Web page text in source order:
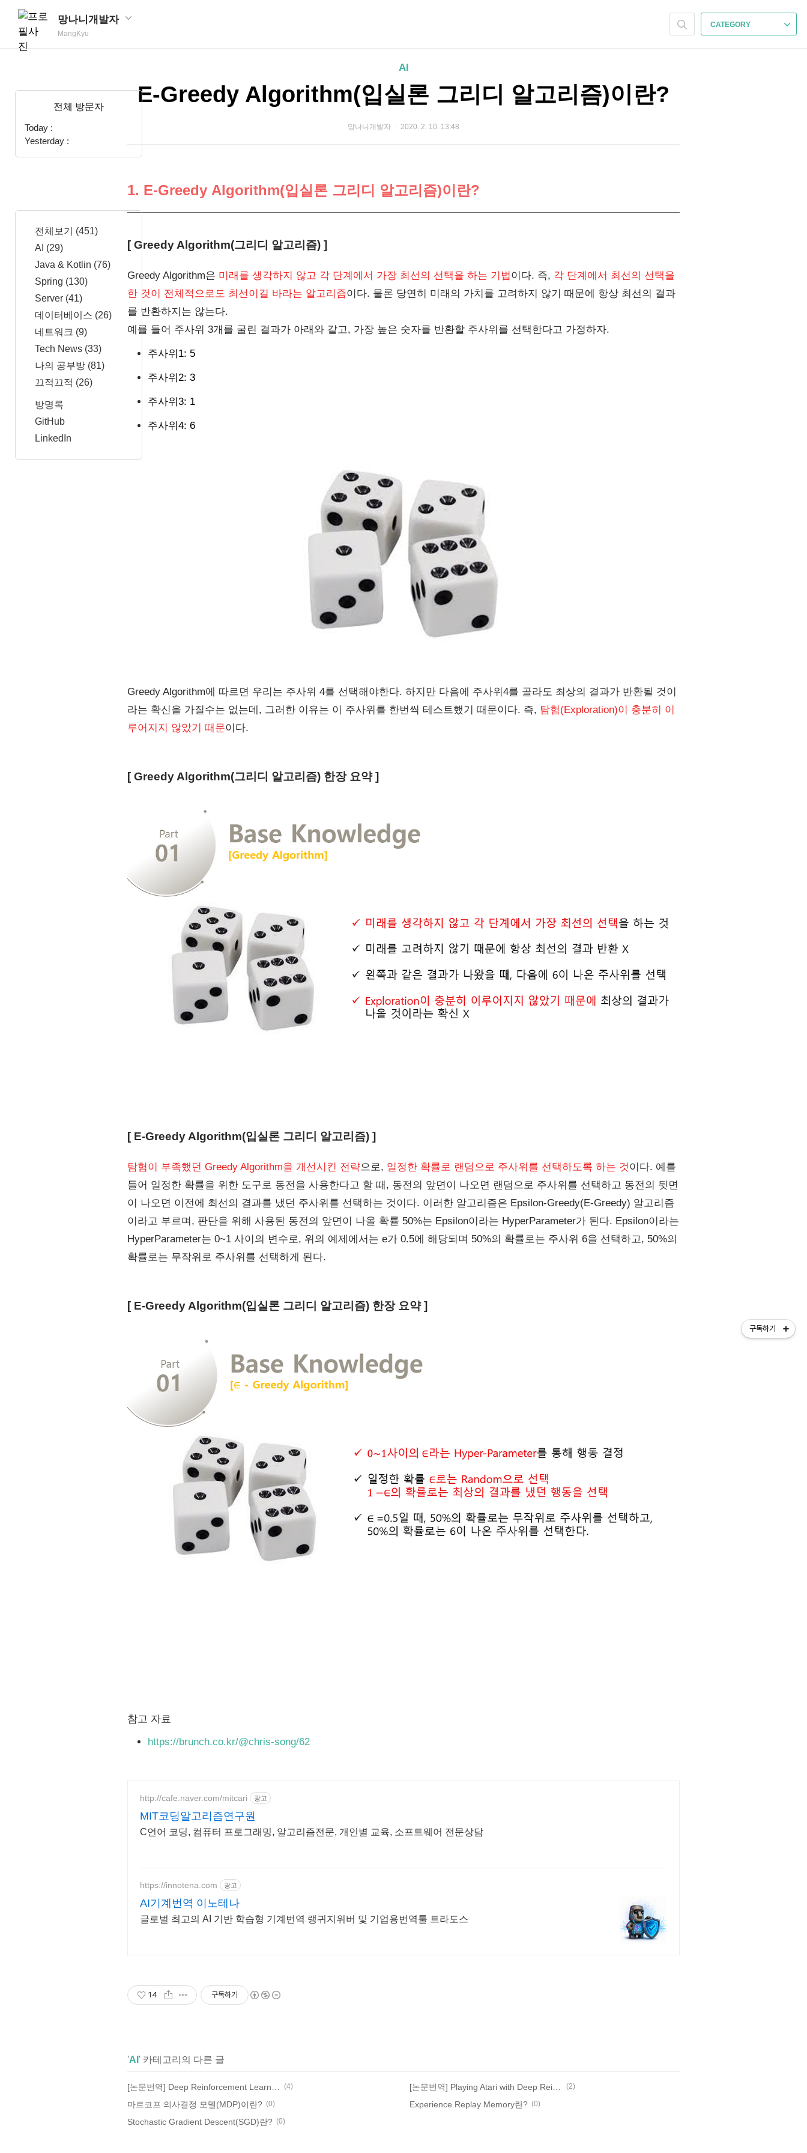
망나니개발자
MangKyu
CATEGORY
AI
E-Greedy Algorithm(입실론 그리디 알고리즘)이란?
망나니개발자 2020. 2. 10. 13:48
1. E-Greedy Algorithm(입실론 그리디 알고리즘)이란?
[ Greedy Algorithm(그리디 알고리즘) ]
Greedy Algorithm은 미래를 생각하지 않고 각 단계에서 가장 최선의 선택을 하는 기법이다. 즉, 각 단계에서 최선의 선택을
한 것이 전체적으로도 최선이길 바라는 알고리즘이다. 물론 당연히 미래의 가치를 고려하지 않기 때문에 항상 최선의 결과
를 반환하지는 않는다.
예를 들어 주사위 3개를 굴린 결과가 아래와 같고, 가장 높은 숫자를 반환할 주사위를 선택한다고 가정하자.
주사위1: 5
주사위2: 3
주사위3: 1
주사위4: 6
Greedy Algorithm에 따르면 우리는 주사위 4를 선택해야한다. 하지만 다음에 주사위4를 골라도 최상의 결과가 반환될 것이
라는 확신을 가질수는 없는데, 그러한 이유는 이 주사위를 한번씩 테스트했기 때문이다. 즉, 탐험(Exploration)이 충분히 이
루어지지 않았기 때문이다.
[ Greedy Algorithm(그리디 알고리즘) 한장 요약 ]
[ E-Greedy Algorithm(입실론 그리디 알고리즘) ]
탐험이 부족했던 Greedy Algorithm을 개선시킨 전략으로, 일정한 확률로 랜덤으로 주사위를 선택하도록 하는 것이다. 예를
들어 일정한 확률을 위한 도구로 동전을 사용한다고 할 때, 동전의 앞면이 나오면 랜덤으로 주사위를 선택하고 동전의 뒷면
이 나오면 이전에 최선의 결과를 냈던 주사위를 선택하는 것이다. 이러한 알고리즘은 Epsilon-Greedy(E-Greedy) 알고리즘
이라고 부르며, 판단을 위해 사용된 동전의 앞면이 나올 확률 50%는 Epsilon이라는 HyperParameter가 된다. Epsilon이라는
HyperParameter는 0~1 사이의 변수로, 위의 예제에서는 e가 0.5에 해당되며 50%의 확률로는 주사위 6을 선택하고, 50%의
확률로는 무작위로 주사위를 선택하게 된다.
[ E-Greedy Algorithm(입실론 그리디 알고리즘) 한장 요약 ]
참고 자료
https://brunch.co.kr/@chris-song/62
http://cafe.naver.com/mitcari 광고
MIT코딩알고리즘연구원
C언어 코딩, 컴퓨터 프로그래밍, 알고리즘전문, 개인별 교육, 소프트웨어 전문상담
https://innotena.com 광고
AI기계번역 이노테나
글로벌 최고의 AI 기반 학습형 기계번역 랭귀지위버 및 기업용번역툴 트라도스
14 구독하기
'AI ' 카테고리의 다른 글
(4) (2)
마르코프 의사결정 모델(MDP)이란? (0) Experience Replay Memory란? (0)
Stochastic Gradient Descent(SGD)란? (0)
구독하기
전체 방문자
Today :
Yesterday :
전체보기 (451)
AI (29)
Java & Kotlin (76)
Spring (130)
Server (41)
데이터베이스 (26)
네트워크 (9)
Tech News (33)
나의 공부방 (81)
끄적끄적 (26)
방명록
GitHub
LinkedIn